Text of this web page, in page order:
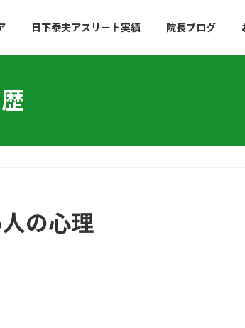
日下泰夫アスリート実績 院長ブログ
の心理